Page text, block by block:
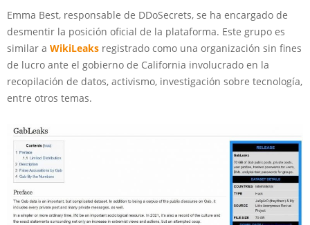
Emma Best, responsable de DDoSecrets, se ha encargado de
desmentir la posición oficial de la plataforma. Este grupo es
similar a WikiLeaks registrado como una organización sin fines
de lucro ante el gobierno de California involucrado en la
recopilación de datos, activismo, investigación sobre tecnología,
entre otros temas.